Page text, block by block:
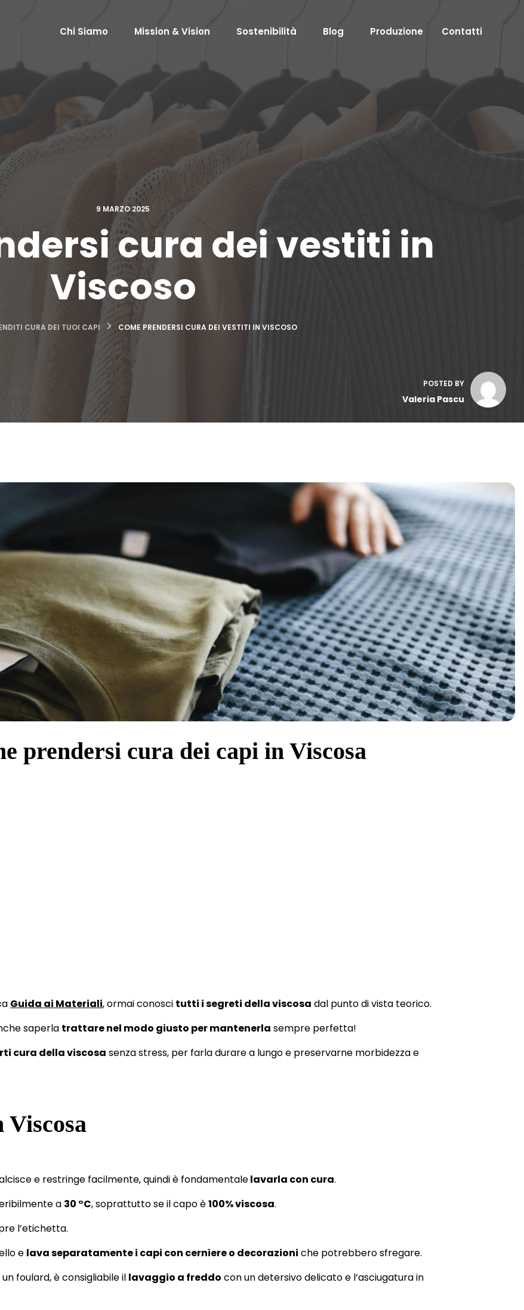
Chi Siamo Mission & Vision Sostenibilità Blog Produzione Contatti
9 MARZO 2025
cura dei vestiti in
Viscoso
CURA DEI TUOI CAPI COME PRENDERSI CURA DEI VESTITI IN VISCOSO
POSTED BY
Valeria Pascu
prendersi cura dei capi in Viscosa
Guida ai Materiali, ormai conosci tutti i segreti della viscosa dal punto di vista teorico.
saperla trattare nel modo giusto per mantenerla sempre perfetta!
cura della viscosa senza stress, per farla durare a lungo e preservarne morbidezza e
Viscosa
e restringe facilmente, quindi è fondamentalelavarla con cura.
a 30 °C, soprattutto se il capo è100% viscosa.
l’etichetta.
e lava separatamente i capi con cerniere o decorazioni che potrebbero sfregare.
foulard, è consigliabile il lavaggio a freddo con un detersivo delicato e l’asciugatura in